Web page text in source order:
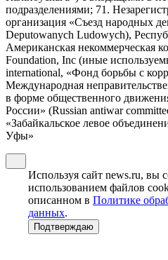
подразделениями; 71.
организация «Съезд народных
Deputowanych Ludowych),
Американская некоммерческая
Foundation, Inc (иные
international, «Фонд борьбы с
Международная
в форме общественного
России» (Russian antiwar
«Забайкальское левое
Уфы»
Используя сайт news.ru, вы
использованием файлов
описанном в Политике
данных.
Подтверждаю